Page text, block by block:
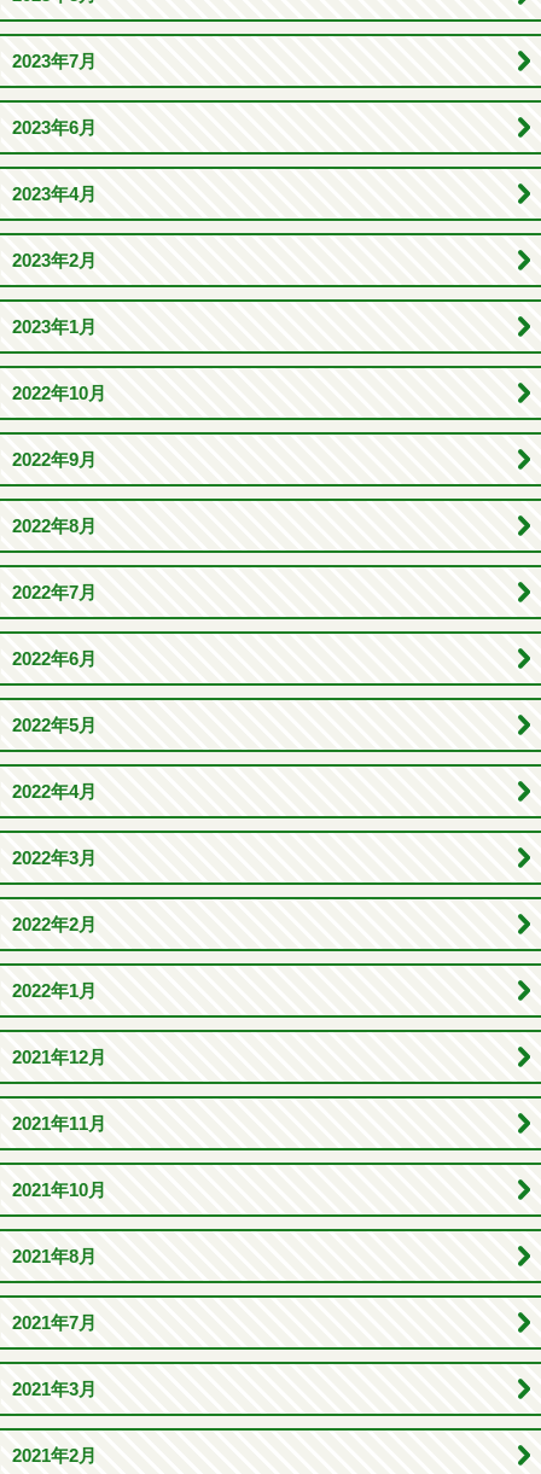
2023年7月
2023年6月
2023年4月
2023年2月
2023年1月
2022年10月
2022年9月
2022年8月
2022年7月
2022年6月
2022年5月
2022年4月
2022年3月
2022年2月
2022年1月
2021年12月
2021年11月
2021年10月
2021年8月
2021年7月
2021年3月
2021年2月